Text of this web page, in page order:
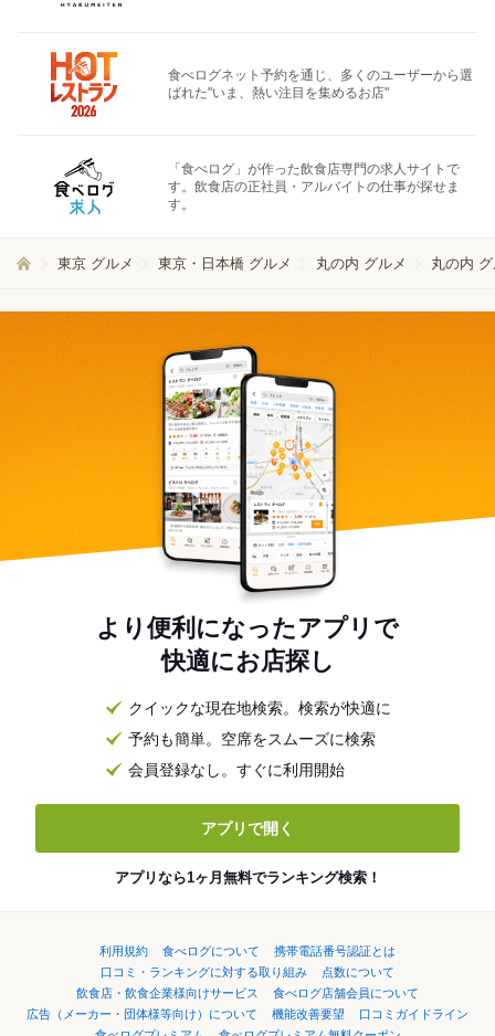
食べログネット予約を通じ、多くのユーザーから選
ばれた"いま、熱い注目を集めるお店"
「食べログ」が作った飲食店専門の求人サイトで
す。飲食店の正社員・アルバイトの仕事が探せま
す。
東京 グルメ 東京・日本橋 グルメ 丸の内 グルメ 丸の内
より便利になったアプリで
快適にお店探し
クイックな現在地検索。検索が快適に
予約も簡単。空席をスムーズに検索
会員登録なし。すぐに利用開始
アプリで開く
アプリなら1ヶ月無料でランキング検索！
利用規約 食べログについて
携帯電話番号認証とは
口コミ・ランキングに対する取り組み
点数について
飲食店・飲食企業様向けサービス
食べログ店舗会員について
広告（メーカー・団体様等向け）について
機能改善要望
口コミガイドライン